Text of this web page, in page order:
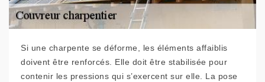
Si une charpente se déforme, les éléments affaiblis
doivent être renforcés. Elle doit être stabilisée pour
contenir les pressions qui s’exercent sur elle. La pose